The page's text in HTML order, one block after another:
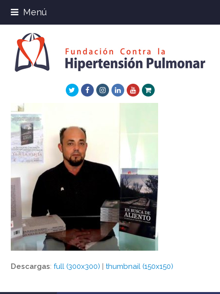
Menú
TwitterFacebookInstagram
LinkedInYoutube
Xing
Descargas:full (300x300) |thumbnail (150x150)